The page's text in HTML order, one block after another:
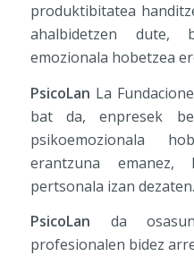
produktibitatea
ahalbidetzen dute,
emozionala hobetzea
PsicoLan La
bat da, enpresek
psikoemozionala
erantzuna
pertsonala izan dezaten.
PsicoLan da
profesionalen bidez